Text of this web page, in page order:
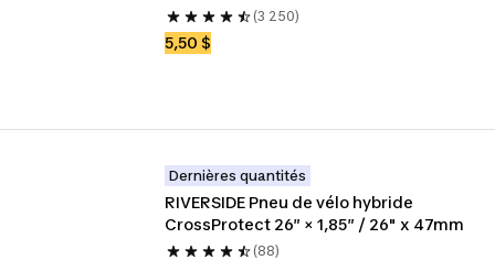
(3 250)
5,50 $
Dernières quantités
RIVERSIDE Pneu de vélo hybride
CrossProtect 26″ × 1,85″ / 26" x 47mm
(88)